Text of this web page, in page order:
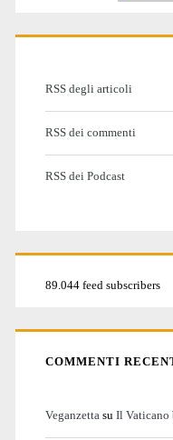
RSS degli articoli
RSS dei commenti
RSS dei Podcast
89.044 feed subscribers
COMMENTI
Veganzetta su Il Vaticano